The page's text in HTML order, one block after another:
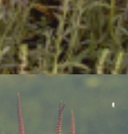
Aar-ereprijs
Veronica spicata 'Romiley